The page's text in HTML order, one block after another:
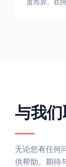
度而异。在
与我
无论您有任何
供帮助。期待